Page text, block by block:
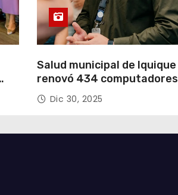
Salud municipal de Iquique
renovó 434 computadores
con fondos del Gobierno de
Tarapacá
Dic 30, 2025